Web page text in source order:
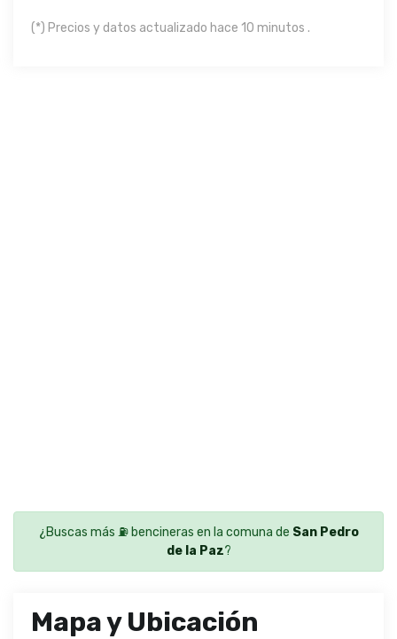
(*) Precios y datos actualizado hace 10 minutos .
¿Buscas más ⛽ bencineras en la comuna de San Pedro
de la Paz?
Mapa y Ubicación